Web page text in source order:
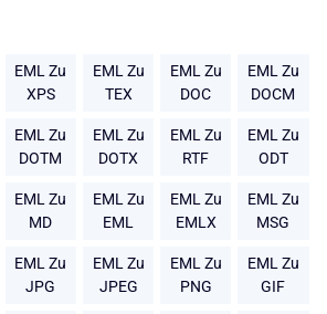
EML Zu
XPS
EML Zu
TEX
EML Zu
DOC
EML Zu
DOCM
EML Zu
DOTM
EML Zu
DOTX
EML Zu
RTF
EML Zu
ODT
EML Zu
MD
EML Zu
EML
EML Zu
EMLX
EML Zu
MSG
EML Zu
JPG
EML Zu
JPEG
EML Zu
PNG
EML Zu
GIF